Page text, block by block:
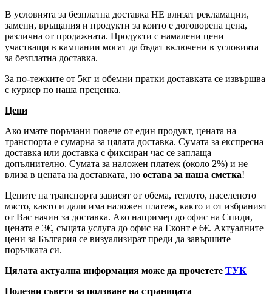
В условията за безплатна доставка НЕ влизат рекламации,
замени, връщания и продукти за които е договорена цена,
различна от продажната. Продукти с намалени цени
участващи в кампании могат да бъдат включени в условията
за безплатна доставка.
За по-тежките от 5кг и обемни пратки доставката се извършва
с куриер по наша преценка.
Цени
Ако имате поръчани повече от един продукт, цената на
транспорта е сумарна за цялата доставка. Сумата за експресна
доставка или доставка с фиксиран час се заплаща
допълнително. Сумата за наложен платеж (около 2%) и не
влиза в цената на доставката, но остава за наша сметка!
Цените на транспорта зависят от обема, теглото, населеното
място, както и дали има наложен платеж, както и от избраният
от Вас начин за доставка. Ако например до офис на Спиди,
цената е 3€, същата услуга до офис на Еконт е 6€. Актуалните
цени за България се визуализират преди да завършите
поръчката си.
Цялата актуална информация може да прочетете ТУК
Полезни съвети за ползване на страницата